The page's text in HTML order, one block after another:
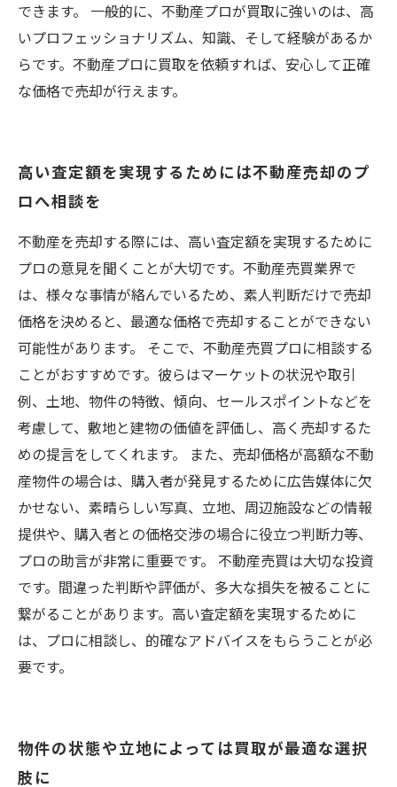
できます。 一般的に、不動産プロが買取に強いのは、高
いプロフェッショナリズム、知識、そして経験があるか
らです。不動産プロに買取を依頼すれば、安心して正確
な価格で売却が行えます。
高い査定額を実現するためには不動産売却のプ
ロへ相談を
不動産を売却する際には、高い査定額を実現するために
プロの意見を聞くことが大切です。不動産売買業界で
は、様々な事情が絡んでいるため、素人判断だけで売却
価格を決めると、最適な価格で売却することができない
可能性があります。 そこで、不動産売買プロに相談する
ことがおすすめです。彼らはマーケットの状況や取引
例、土地、物件の特徴、傾向、セールスポイントなどを
考慮して、敷地と建物の価値を評価し、高く売却するた
めの提言をしてくれます。 また、売却価格が高額な不動
産物件の場合は、購入者が発見するために広告媒体に欠
かせない、素晴らしい写真、立地、周辺施設などの情報
提供や、購入者との価格交渉の場合に役立つ判断力等、
プロの助言が非常に重要です。 不動産売買は大切な投資
です。間違った判断や評価が、多大な損失を被ることに
繋がることがあります。高い査定額を実現するために
は、プロに相談し、的確なアドバイスをもらうことが必
要です。
物件の状態や立地によっては買取が最適な選択
肢に